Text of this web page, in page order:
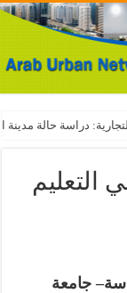
دراسة حالة مدينة
التعليم
–جامعة